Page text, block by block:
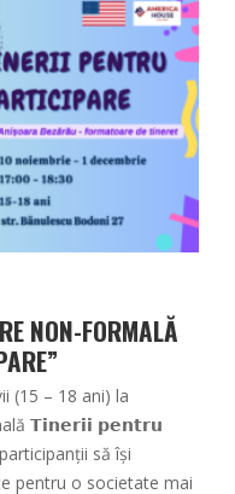
NON-FORMALĂ
(15 – 18 ani) la
𝗧𝗶𝗻𝗲𝗿𝗶𝗶 𝗽𝗲𝗻𝘁𝗿𝘂
să își
pentru o societate mai